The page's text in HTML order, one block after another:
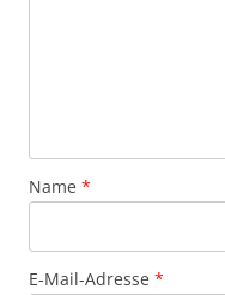
Name *
E-Mail-Adresse *